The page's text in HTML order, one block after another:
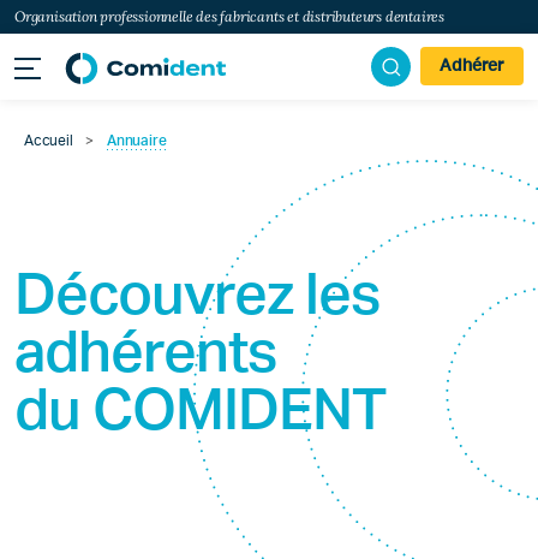
Organisation professionnelle des fabricants et distributeurs dentaires
Adhérer
Accueil > Annuaire
Découvrez les
adhérents
du COMIDENT